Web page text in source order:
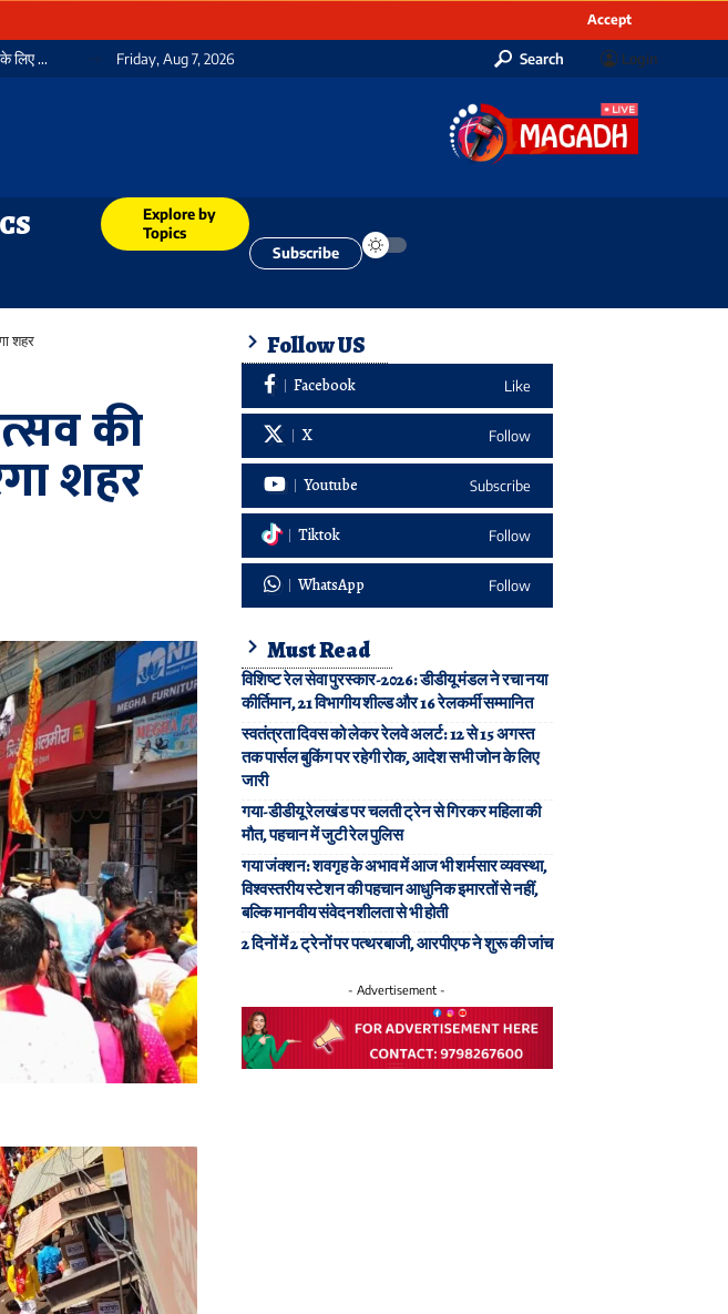
Accept
Friday, Aug 7, 2026 Search Login
Explore by
Topics
Subscribe
शहर
की
शहर
Follow US
Facebook Like
X Follow
Youtube Subscribe
Tiktok Follow
WhatsApp Follow
Must Read
विशिष्ट रेल सेवा पुरस्कार-2026: डीडीयू मंडल ने रचा नया
कीर्तिमान, 21 विभागीय शील्ड और 16 रेलकर्मी सम्मानित
स्वतंत्रता दिवस को लेकर रेलवे अलर्ट: 12 से 15 अगस्त
तक पार्सल बुकिंग पर रहेगी रोक, आदेश सभी जोन के लिए
जारी
गया-डीडीयू रेलखंड पर चलती ट्रेन से गिरकर महिला की
मौत, पहचान में जुटी रेल पुलिस
गया जंक्शन: शवगृह के अभाव में आज भी शर्मसार व्यवस्था,
विश्वस्तरीय स्टेशन की पहचान आधुनिक इमारतों से नहीं,
बल्कि मानवीय संवेदनशीलता से भी होती
2 दिनों में 2 ट्रेनों पर पत्थरबाजी, आरपीएफ ने शुरू की जांच
- Advertisement -